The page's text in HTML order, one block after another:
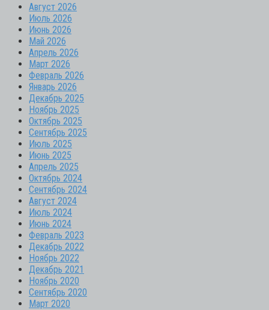
Август 2026
Июль 2026
Июнь 2026
Май 2026
Апрель 2026
Март 2026
Февраль 2026
Январь 2026
Декабрь 2025
Ноябрь 2025
Октябрь 2025
Сентябрь 2025
Июль 2025
Июнь 2025
Апрель 2025
Октябрь 2024
Сентябрь 2024
Август 2024
Июль 2024
Июнь 2024
Февраль 2023
Декабрь 2022
Ноябрь 2022
Декабрь 2021
Ноябрь 2020
Сентябрь 2020
Март 2020